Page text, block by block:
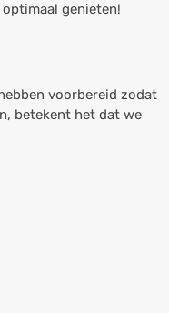
genieten!
voorbereid zodat
betekent het dat we